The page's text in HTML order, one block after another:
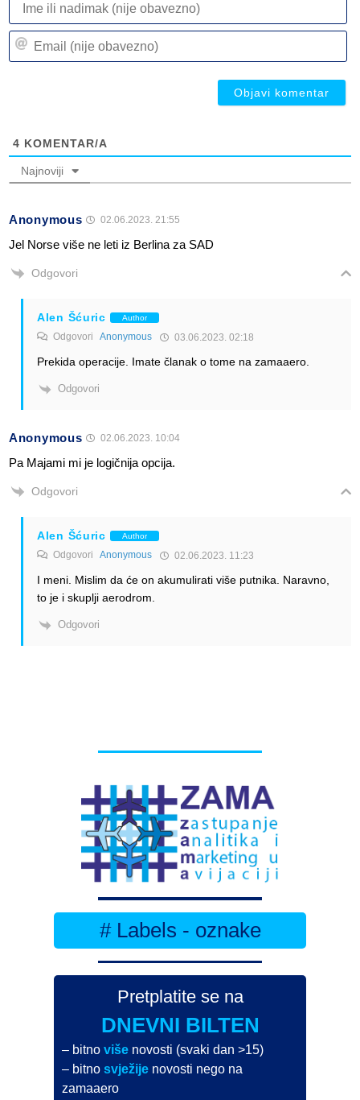
4 KOMENTAR/A
Najnoviji
Anonymous 02.06.2023. 21:55
Jel Norse više ne leti iz Berlina za SAD
Odgovori
Alen Šćuric Author
Odgovori Anonymous 03.06.2023. 02:18
Prekida operacije. Imate članak o tome na zamaaero.
Odgovori
Anonymous 02.06.2023. 10:04
Pa Majami mi je logičnija opcija.
Odgovori
Alen Šćuric Author
Odgovori Anonymous 02.06.2023. 11:23
I meni. Mislim da će on akumulirati više putnika. Naravno,
to je i skuplji aerodrom.
Odgovori
# Labels - oznake
Pretplatite se na
DNEVNI BILTEN
– bitnoviše novosti (svaki dan >15)
– bitnosvježije novosti nego na
zamaaero